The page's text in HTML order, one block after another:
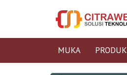
MUKA PRODUK